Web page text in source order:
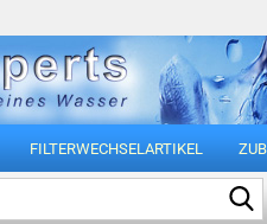
FILTERWECHSELARTIKEL